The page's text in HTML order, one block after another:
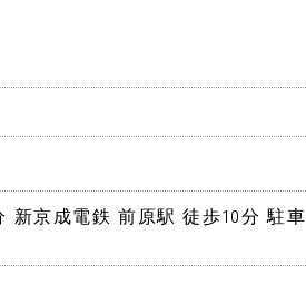
新京成電鉄 前原駅 徒歩10分 駐車